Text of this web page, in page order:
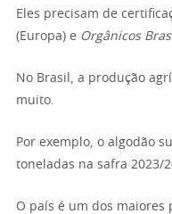
Eles precisam de
(Europa) e Orgânicos
No Brasil, a produção
muito.
Por exemplo, o algodão
toneladas na safra 2023/
O país é um dos